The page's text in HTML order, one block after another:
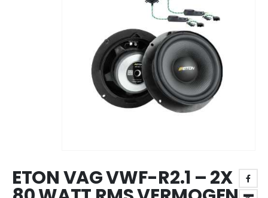
ETON VAG VWF-R2.1 – 2X